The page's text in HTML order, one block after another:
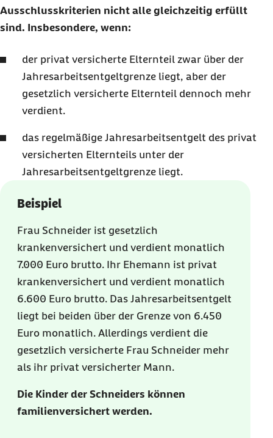
Ausschlusskriterien nicht alle gleichzeitig erfüllt
sind. Insbesondere, wenn:
der privat versicherte Elternteil zwar über der
Jahresarbeitsentgeltgrenze liegt, aber der
gesetzlich versicherte Elternteil dennoch mehr
verdient.
das regelmäßige Jahresarbeitsentgelt des privat
versicherten Elternteils unter der
Jahresarbeitsentgeltgrenze liegt.
Beispiel
Frau Schneider ist gesetzlich
krankenversichert und verdient monatlich
7.000 Euro brutto. Ihr Ehemann ist privat
krankenversichert und verdient monatlich
6.600 Euro brutto. Das Jahresarbeitsentgelt
liegt bei beiden über der Grenze von 6.450
Euro monatlich. Allerdings verdient die
gesetzlich versicherte Frau Schneider mehr
als ihr privat versicherter Mann.
Die Kinder der Schneiders können
familienversichert werden.